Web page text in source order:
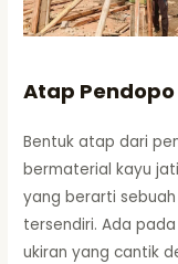
Atap Pendopo
Bentuk atap dari
bermaterial kayu
yang berarti
tersendiri. Ada
ukiran yang cantik